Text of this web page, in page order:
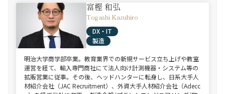
富樫 和弘
Togashi Kazuhiro
DX・IT
製造
明治大学商学部卒業。教育業界での新規サービス立ち上げや教室
運営を経て、輸入専門商社にて法人向け計測機器・システム等の
拡販営業に従事。その後、ヘッドハンターに転身し、日系大手人
材紹介会社（JAC Recruitment）、外資大手人材紹介会社（Adecc